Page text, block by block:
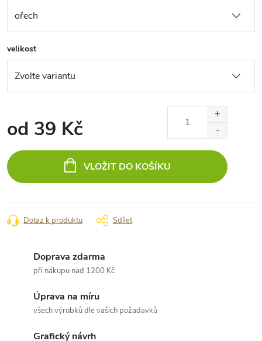
velikost
od 39 Kč
cena:
VLOŽIT DO KOŠÍKU
Dotaz k produktu Sdílet
Doprava zdarma
při nákupu nad 1200 Kč
Úprava na míru
všech výrobků dle vašich požadavků
Grafický návrh